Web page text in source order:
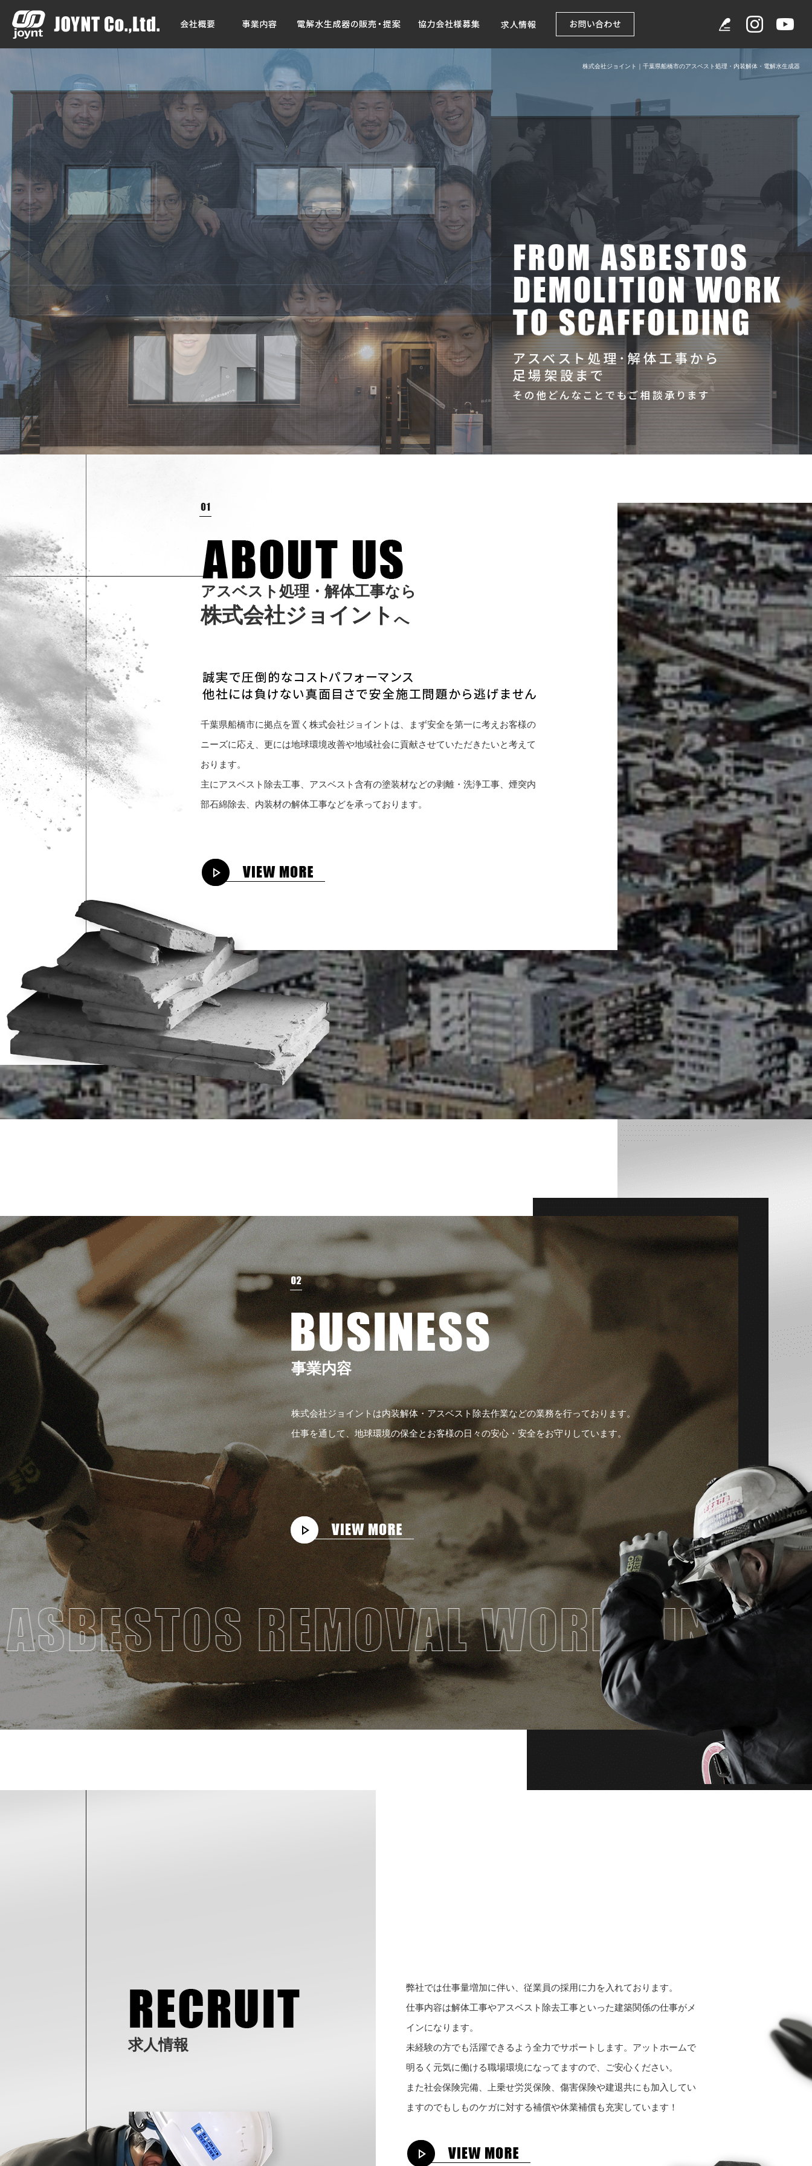
株式会社ジョイント｜千葉県船橋市のアスベスト処理・内装解体・電解水生成器
アスベス ト処理 ・ 解体工事なら
株式会社ジ ョ イ ン ト へ
千葉県船橋市に拠点を置く株式会社ジョイントは、まず安全を第一に考えお客様の
ニーズに応え、更には地球環境改善や地域社会に貢献させていただきたいと考えて
おります。
主にアスベスト除去工事、アスベスト含有の塗装材などの剥離・洗浄工事、煙突内
部石綿除去、内装材の解体工事などを承っております。
事業内容
株式会社ジョイントは内装解体・アスベスト除去作業などの業務を行っております。
仕事を通して、地球環境の保全とお客様の日々の安心・安全をお守りしています。
求人情報
弊社では仕事量増加に伴い、従業員の採用に力を入れております。
仕事内容は解体工事やアスベスト除去工事といった建築関係の仕事がメ
インになります。
未経験の方でも活躍できるよう全力でサポートします。アットホームで
明るく元気に働ける職場環境になってますので、ご安心ください。
また社会保険完備、上乗せ労災保険、傷害保険や建退共にも加入してい
ますのでもしものケガに対する補償や休業補償も充実しています！